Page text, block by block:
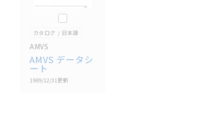
このカタログを選択
カタログ 日本語
AMVS
AMVS データシ
ート
1989/12/31更新